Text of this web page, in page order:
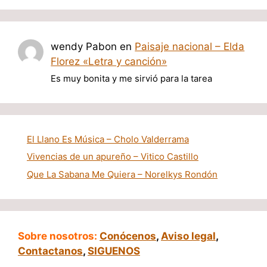
wendy Pabon en Paisaje nacional – Elda
Florez «Letra y canción»
Es muy bonita y me sirvió para la tarea
El Llano Es Música – Cholo Valderrama
Vivencias de un apureño – Vitico Castillo
Que La Sabana Me Quiera – Norelkys Rondón
Sobre nosotros: Conócenos, Aviso legal,
Contactanos, SIGUENOS